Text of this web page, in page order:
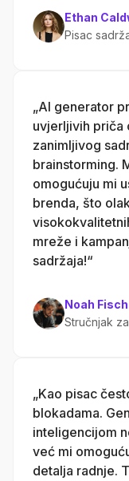
Ethan
Pisac
„AI generator
uvjerljivih priča
zanimljivog
brainstorming.
omogućuju mi
brenda, što
mreže i
sadržaja!“
Noah
Stručnjak
„Kao pisac
blokadama.
inteligencijom
već mi
detalja radnje.